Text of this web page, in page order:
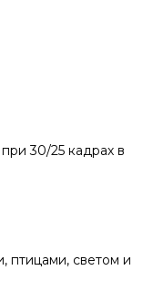
30/25 кадрах в
птицами, светом и